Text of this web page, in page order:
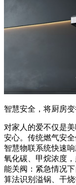
智慧安全，将厨房
对家人的爱不仅是
安心。传统燃气安
智慧物联系统快速
氧化碳、甲烷浓度
能关阀：紧急情况
算法识别溢锅、干